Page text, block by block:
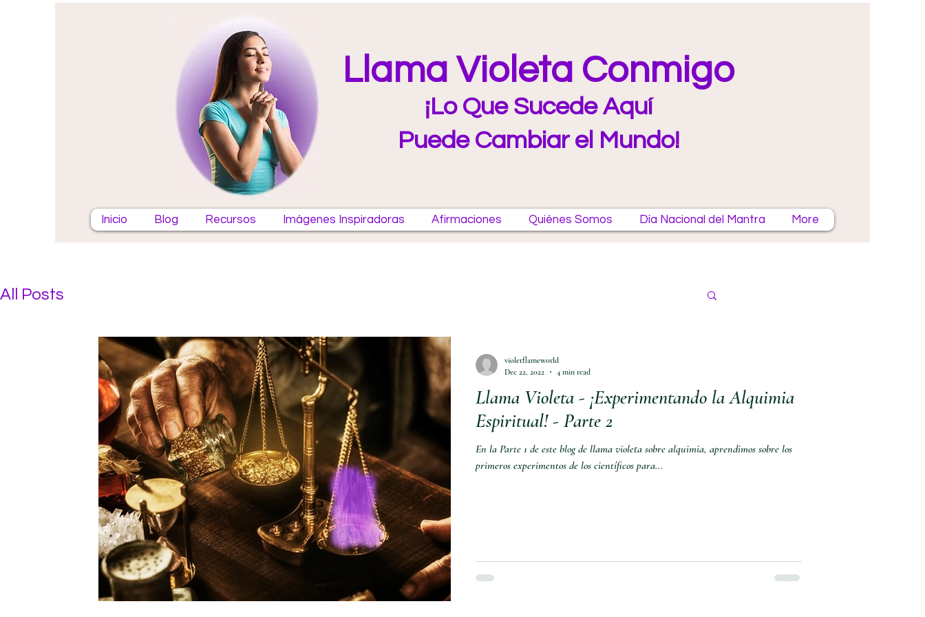
Llama Violeta Conmigo
¡Lo Que Sucede Aquí
Puede Cambiar el Mundo!
Inicio Blog Recursos Imágenes Inspiradoras Afirmaciones Quiénes Somos Día Nacional del Mantra More
All Posts
Llama Violeta - ¡Experimentando la Alquimia
Espiritual! - Parte 2
En la Parte 1 de este blog de llama violeta sobre alquimia, aprendimos sobre los
primeros experimentos de los científicos para...
violetflameworld
Dec 22, 2022
4 min read